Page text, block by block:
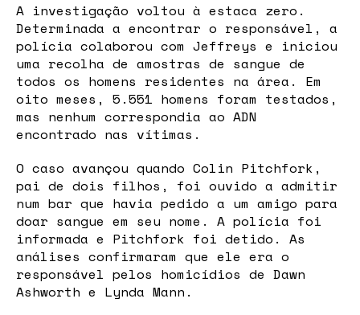
A investigação voltou à estaca zero.
Determinada a encontrar o responsável, a
polícia colaborou com Jeffreys e iniciou
uma recolha de amostras de sangue de
todos os homens residentes na área. Em
oito meses, 5.551 homens foram testados,
mas nenhum correspondia ao ADN
encontrado nas vítimas.
O caso avançou quando Colin Pitchfork,
pai de dois filhos, foi ouvido a admitir
num bar que havia pedido a um amigo para
doar sangue em seu nome. A polícia foi
informada e Pitchfork foi detido. As
análises confirmaram que ele era o
responsável pelos homicídios de Dawn
Ashworth e Lynda Mann.